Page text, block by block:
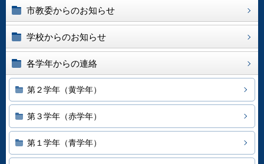
市教委からのお知らせ
学校からのお知らせ
各学年からの連絡
第２学年（黄学年）
第３学年（赤学年）
第１学年（青学年）